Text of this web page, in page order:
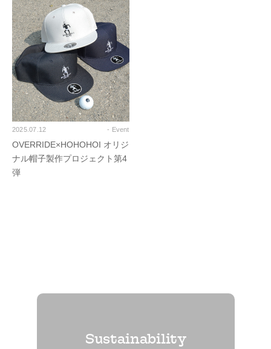
2025.07.12 - Event
OVERRIDE×HOHOHOI オリジ
ナル帽子製作プロジェクト第4
弾
Sustainability